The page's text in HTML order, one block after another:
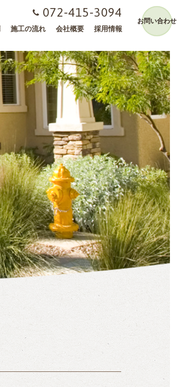
072-415-3094
施工の流れ 会社概要 採用情報
お問い合わせ